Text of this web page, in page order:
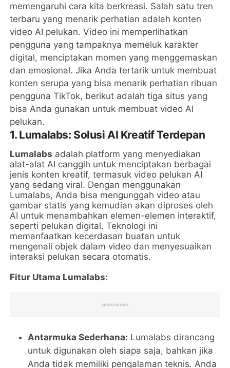
memengaruhi cara kita berkreasi. Salah satu tren
terbaru yang menarik perhatian adalah konten
video AI pelukan. Video ini memperlihatkan
pengguna yang tampaknya memeluk karakter
digital, menciptakan momen yang menggemaskan
dan emosional. Jika Anda tertarik untuk membuat
konten serupa yang bisa menarik perhatian ribuan
pengguna TikTok, berikut adalah tiga situs yang
bisa Anda gunakan untuk membuat video AI
pelukan.
1. Lumalabs: Solusi AI Kreatif Terdepan
Lumalabs adalah platform yang menyediakan
alat-alat AI canggih untuk menciptakan berbagai
jenis konten kreatif, termasuk video pelukan AI
yang sedang viral. Dengan menggunakan
Lumalabs, Anda bisa mengunggah video atau
gambar statis yang kemudian akan diproses oleh
AI untuk menambahkan elemen-elemen interaktif,
seperti pelukan digital. Teknologi ini
memanfaatkan kecerdasan buatan untuk
mengenali objek dalam video dan menyesuaikan
interaksi pelukan secara otomatis.
Fitur Utama Lumalabs:
Antarmuka Sederhana: Lumalabs dirancang
untuk digunakan oleh siapa saja, bahkan jika
Anda tidak memiliki pengalaman teknis. Anda